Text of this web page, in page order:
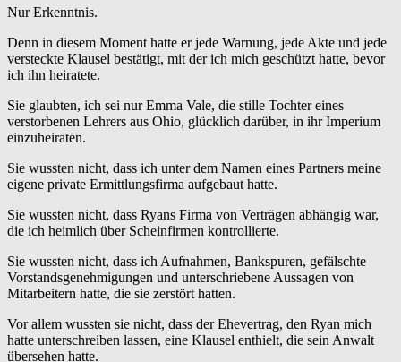
Nur Erkenntnis.
Denn in diesem Moment hatte er jede Warnung, jede Akte und jede
versteckte Klausel bestätigt, mit der ich mich geschützt hatte, bevor
ich ihn heiratete.
Sie glaubten, ich sei nur Emma Vale, die stille Tochter eines
verstorbenen Lehrers aus Ohio, glücklich darüber, in ihr Imperium
einzuheiraten.
Sie wussten nicht, dass ich unter dem Namen eines Partners meine
eigene private Ermittlungsfirma aufgebaut hatte.
Sie wussten nicht, dass Ryans Firma von Verträgen abhängig war,
die ich heimlich über Scheinfirmen kontrollierte.
Sie wussten nicht, dass ich Aufnahmen, Bankspuren, gefälschte
Vorstandsgenehmigungen und unterschriebene Aussagen von
Mitarbeitern hatte, die sie zerstört hatten.
Vor allem wussten sie nicht, dass der Ehevertrag, den Ryan mich
hatte unterschreiben lassen, eine Klausel enthielt, die sein Anwalt
übersehen hatte.